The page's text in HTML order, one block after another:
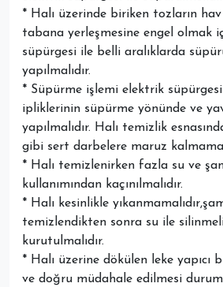
* Halı üzerinde biriken tozların
tabana yerleşmesine engel olmak
süpürgesi ile belli aralıklarda
yapılmalıdır.
* Süpürme işlemi elektrik süpürgesi
ipliklerinin süpürme yönünde ve
yapılmalıdır. Halı temizlik
gibi sert darbelere maruz
* Halı temizlenirken fazla su ve
kullanımından kaçınılmalıdır.
* Halı kesinlikle
temizlendikten sonra su ile
kurutulmalıdır.
* Halı üzerine dökülen leke yapıcı
ve doğru müdahale edilmesi